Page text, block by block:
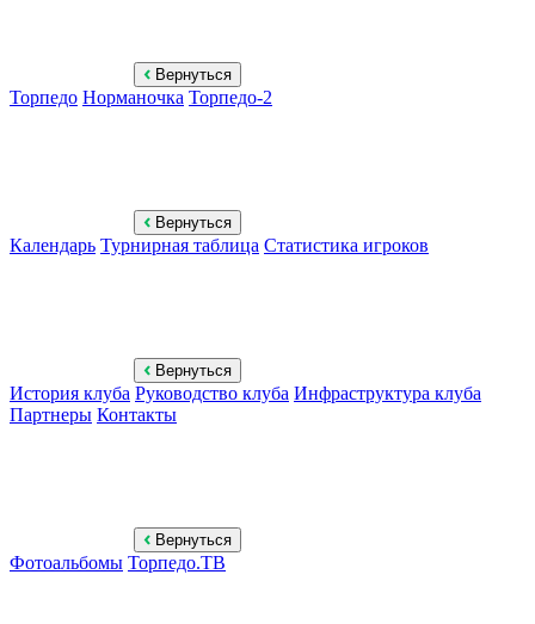
Вернуться
Торпедо Норманочка Торпедо-2
Вернуться
Календарь Турнирная таблица Статистика игроков
Вернуться
История клуба Руководство клуба Инфраструктура клуба
Партнеры Контакты
Вернуться
Фотоальбомы Торпедо.ТВ